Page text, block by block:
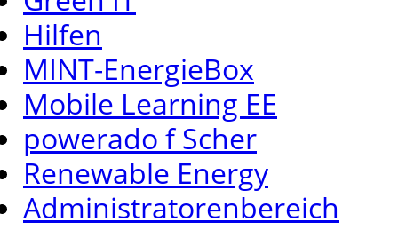
Hilfen
MINT-EnergieBox
Mobile Learning EE
powerado f Scher
Renewable Energy
Administratorenbereich